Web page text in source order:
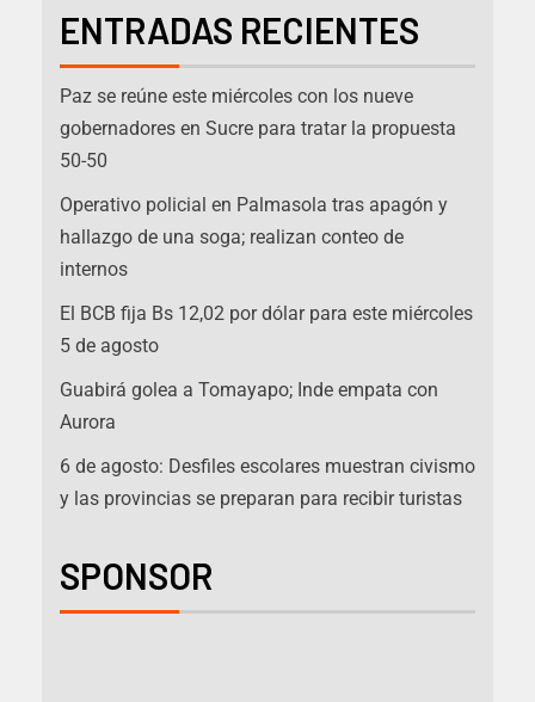
ENTRADAS RECIENTES
Paz se reúne este miércoles con los nueve
gobernadores en Sucre para tratar la propuesta
50-50
Operativo policial en Palmasola tras apagón y
hallazgo de una soga; realizan conteo de
internos
El BCB fija Bs 12,02 por dólar para este miércoles
5 de agosto
Guabirá golea a Tomayapo; Inde empata con
Aurora
6 de agosto: Desfiles escolares muestran civismo
y las provincias se preparan para recibir turistas
SPONSOR